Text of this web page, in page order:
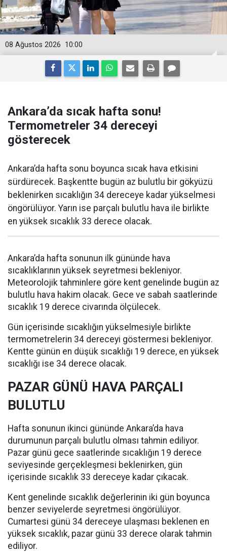
10:00
08 Ağustos 2026
Ankara’da sıcak hafta sonu!
Termometreler 34 dereceyi
gösterecek
Ankara’da hafta sonu boyunca sıcak hava etkisini
sürdürecek. Başkentte bugün az bulutlu bir gökyüzü
beklenirken sıcaklığın 34 dereceye kadar yükselmesi
öngörülüyor. Yarın ise parçalı bulutlu hava ile birlikte
en yüksek sıcaklık 33 derece olacak.
Ankara’da hafta sonunun ilk gününde hava
sıcaklıklarının yüksek seyretmesi bekleniyor.
Meteorolojik tahminlere göre kent genelinde bugün az
bulutlu hava hakim olacak. Gece ve sabah saatlerinde
sıcaklık 19 derece civarında ölçülecek.
Gün içerisinde sıcaklığın yükselmesiyle birlikte
termometrelerin 34 dereceyi göstermesi bekleniyor.
Kentte günün en düşük sıcaklığı 19 derece, en yüksek
sıcaklığı ise 34 derece olacak.
PAZAR GÜNÜ HAVA PARÇALI
BULUTLU
Hafta sonunun ikinci gününde Ankara’da hava
durumunun parçalı bulutlu olması tahmin ediliyor.
Pazar günü gece saatlerinde sıcaklığın 19 derece
seviyesinde gerçekleşmesi beklenirken, gün
içerisinde sıcaklık 33 dereceye kadar çıkacak.
Kent genelinde sıcaklık değerlerinin iki gün boyunca
benzer seviyelerde seyretmesi öngörülüyor.
Cumartesi günü 34 dereceye ulaşması beklenen en
yüksek sıcaklık, pazar günü 33 derece olarak tahmin
ediliyor.